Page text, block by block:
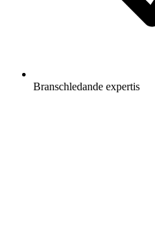
Branschledande expertis